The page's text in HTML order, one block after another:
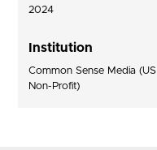
2024
Institution
Common Sense Media (US
Non-Profit)